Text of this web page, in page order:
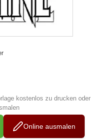
kostenlos zu drucken oder
Online ausmalen